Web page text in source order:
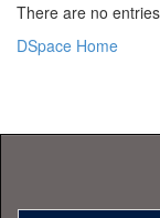
There are no
DSpace Home